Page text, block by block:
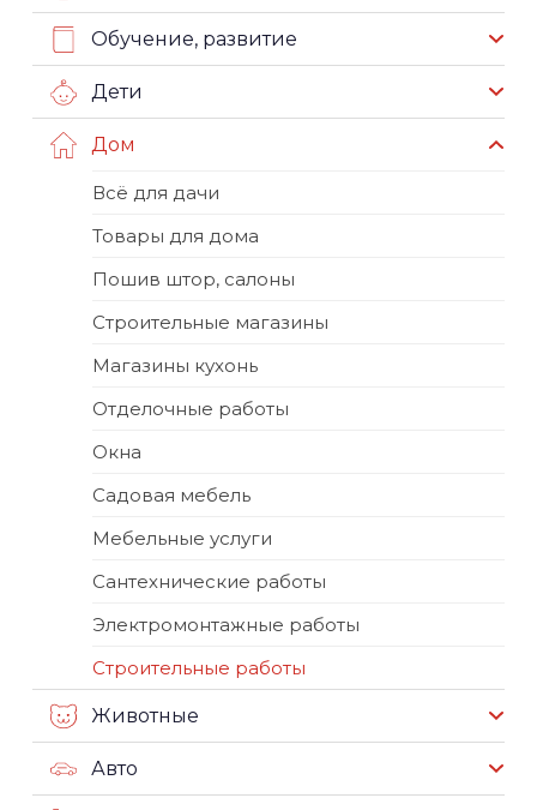
Обучение, развитие
Дети
Дом
Всё для дачи
Товары для дома
Пошив штор, салоны
Строительные магазины
Магазины кухонь
Отделочные работы
Окна
Садовая мебель
Мебельные услуги
Сантехнические работы
Электромонтажные работы
Строительные работы
Животные
Авто